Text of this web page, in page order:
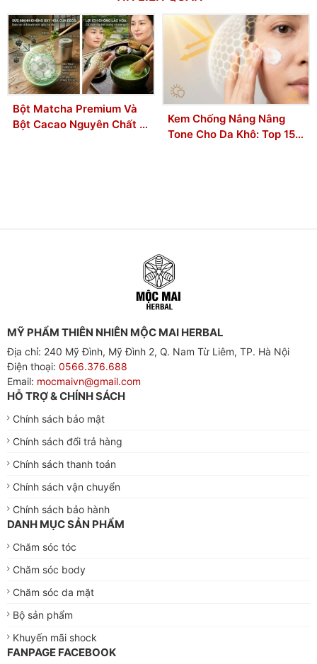
Bột Matcha Premium Và
Bột Cacao Nguyên Chất –
Kem Chống Nắng Nâng
Tone Cho Da Khô: Top 15
MỸ PHẨM THIÊN NHIÊN MỘC MAI HERBAL
Địa chỉ: 240 Mỹ Đình, Mỹ Đình 2, Q. Nam Từ Liêm, TP. Hà Nội
Điện thoại: 0566.376.688
Email: mocmaivn@gmail.com
HỖ TRỢ & CHÍNH SÁCH
Chính sách bảo mật
Chính sách đổi trả hàng
Chính sách thanh toán
Chính sách vận chuyển
Chính sách bảo hành
DANH MỤC SẢN PHẨM
Chăm sóc tóc
Chăm sóc body
Chăm sóc da mặt
Bộ sản phẩm
Khuyến mãi shock
FANPAGE FACEBOOK